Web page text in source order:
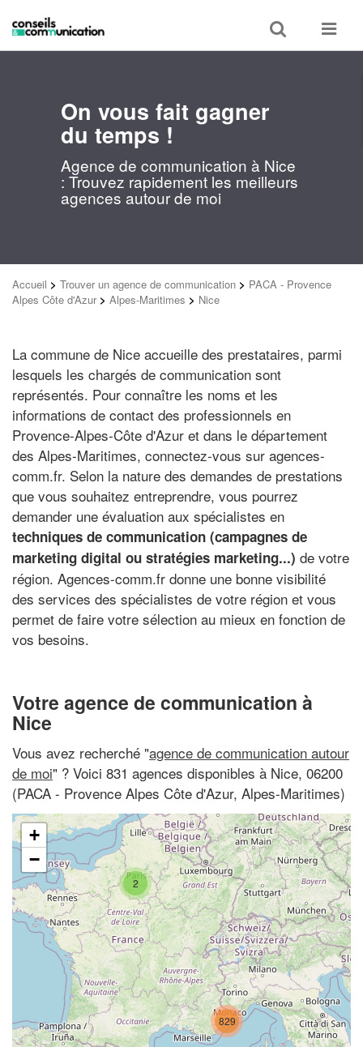
Toggle
search
Toggle
On vous fait gagner
du temps !
Agence de communication à Nice
: Trouvez rapidement les meilleurs
agences autour de moi
Accueil > Trouver un agence de communication > PACA - Provence
Alpes Côte d'Azur > Alpes-Maritimes > Nice
La commune de Nice accueille des prestataires, parmi
lesquels les chargés de communication sont
représentés. Pour connaître les noms et les
informations de contact des professionnels en
Provence-Alpes-Côte d'Azur et dans le département
des Alpes-Maritimes, connectez-vous sur agences-
comm.fr. Selon la nature des demandes de prestations
que vous souhaitez entreprendre, vous pourrez
demander une évaluation aux spécialistes en
techniques de communication (campagnes de
marketing digital ou stratégies marketing...) de votre
région. Agences-comm.fr donne une bonne visibilité
des services des spécialistes de votre région et vous
permet de faire votre sélection au mieux en fonction de
vos besoins.
Votre agence de communication à
Nice
Vous avez recherché "agence de communication autour
de moi" ? Voici 831 agences disponibles à Nice, 06200
(PACA - Provence Alpes Côte d'Azur, Alpes-Maritimes)
2
829
+
−